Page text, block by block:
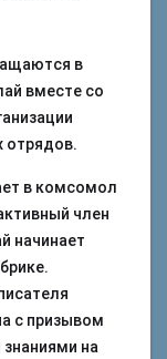
в
вместе со
отрядов.
в комсомол
член
начинает
с призывом
на